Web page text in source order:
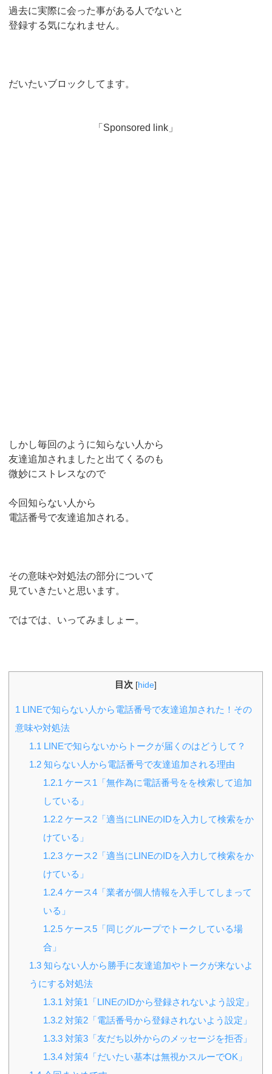
過去に実際に会った事がある人でないと
登録する気になれません。
だいたいブロックしてます。
「Sponsored link」
しかし毎回のように知らない人から
友達追加されましたと出てくるのも
微妙にストレスなので
今回知らない人から
電話番号で友達追加される。
その意味や対処法の部分について
見ていきたいと思います。
ではでは、いってみましょー。
目次 [hide]
1 LINEで知らない人から電話番号で友達追加された！その
意味や対処法
1.1 LINEで知らないからトークが届くのはどうして？
1.2 知らない人から電話番号で友達追加される理由
1.2.1 ケース1「無作為に電話番号をを検索して追加
している」
1.2.2 ケース2「適当にLINEのIDを入力して検索をか
けている」
1.2.3 ケース2「適当にLINEのIDを入力して検索をか
けている」
1.2.4 ケース4「業者が個人情報を入手してしまって
いる」
1.2.5 ケース5「同じグループでトークしている場
合」
1.3 知らない人から勝手に友達追加やトークが来ないよ
うにする対処法
1.3.1 対策1「LINEのIDから登録されないよう設定」
1.3.2 対策2「電話番号から登録されないよう設定」
1.3.3 対策3「友だち以外からのメッセージを拒否」
1.3.4 対策4「だいたい基本は無視かスルーでOK」